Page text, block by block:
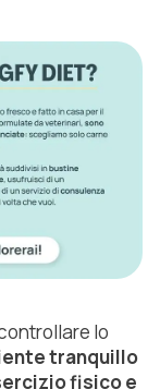
lo
tranquillo
fisico e